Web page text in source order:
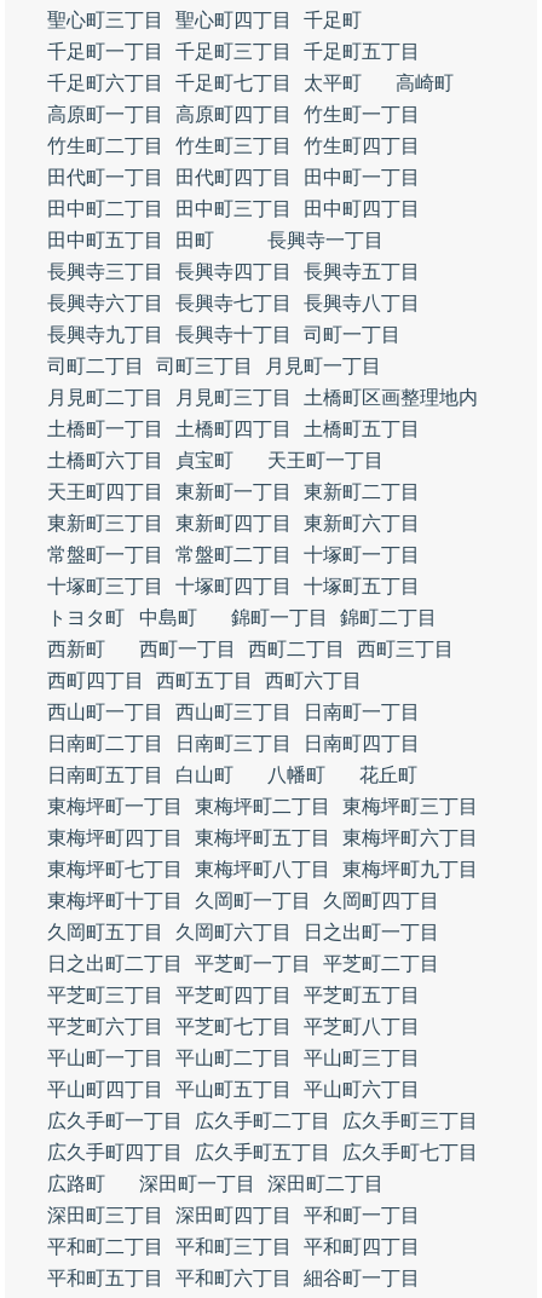
聖心町三丁目
聖心町四丁目
千足町
千足町一丁目
千足町三丁目
千足町五丁目
千足町六丁目
千足町七丁目 太平町
高崎町
高原町一丁目
高原町四丁目
竹生町一丁目
竹生町二丁目
竹生町三丁目
竹生町四丁目
田代町一丁目
田代町四丁目
田中町一丁目
田中町二丁目
田中町三丁目
田中町四丁目
田中町五丁目
田町
長興寺一丁目
長興寺三丁目
長興寺四丁目
長興寺五丁目
長興寺六丁目
長興寺七丁目
長興寺八丁目
長興寺九丁目
長興寺十丁目
司町一丁目
司町二丁目
司町三丁目
月見町一丁目
月見町二丁目
月見町三丁目
土橋町区画整理地内
土橋町一丁目
土橋町四丁目
土橋町五丁目
土橋町六丁目
貞宝町
天王町一丁目
天王町四丁目
東新町一丁目
東新町二丁目
東新町三丁目
東新町四丁目
東新町六丁目
常盤町一丁目
常盤町二丁目
十塚町一丁目
十塚町三丁目
十塚町四丁目
十塚町五丁目
トヨタ町
中島町 錦町一丁目
錦町二丁目
西新町
西町一丁目 西町二丁目
西町三丁目
西町四丁目
西町五丁目
西町六丁目
西山町一丁目
西山町三丁目
日南町一丁目
日南町二丁目
日南町三丁目
日南町四丁目
日南町五丁目
白山町 八幡町
花丘町
東梅坪町一丁目
東梅坪町二丁目
東梅坪町三丁目
東梅坪町四丁目
東梅坪町五丁目
東梅坪町六丁目
東梅坪町七丁目
東梅坪町八丁目
東梅坪町九丁目
東梅坪町十丁目
久岡町一丁目
久岡町四丁目
久岡町五丁目
久岡町六丁目
日之出町一丁目
日之出町二丁目
平芝町一丁目
平芝町二丁目
平芝町三丁目
平芝町四丁目
平芝町五丁目
平芝町六丁目
平芝町七丁目
平芝町八丁目
平山町一丁目
平山町二丁目
平山町三丁目
平山町四丁目
平山町五丁目
平山町六丁目
広久手町一丁目
広久手町二丁目
広久手町三丁目
広久手町四丁目
広久手町五丁目
広久手町七丁目
広路町
深田町一丁目
深田町二丁目
深田町三丁目
深田町四丁目
平和町一丁目
平和町二丁目
平和町三丁目
平和町四丁目
平和町五丁目
平和町六丁目
細谷町一丁目